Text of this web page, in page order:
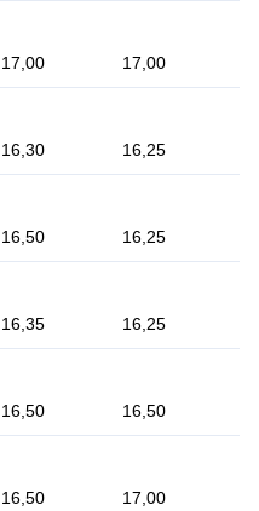
17,00 17,00
16,30 16,25
16,50 16,25
16,35 16,25
16,50 16,50
16,50 17,00